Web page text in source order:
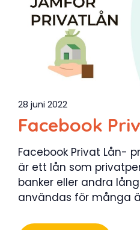
28 juni 2022
Facebook
Facebook Privat Lån-
är ett lån som
banker eller andra
användas för många